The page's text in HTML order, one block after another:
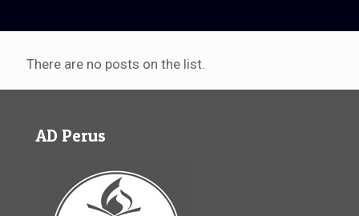
There are no posts on the list.
AD Perus